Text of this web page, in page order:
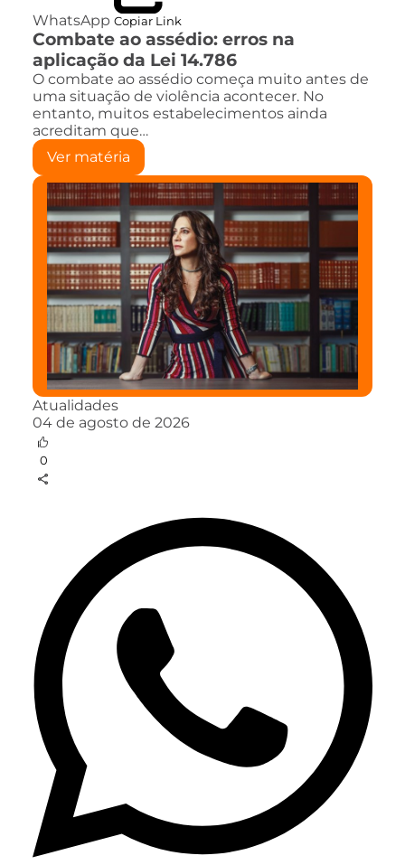
WhatsApp Copiar Link
Combate ao assédio: erros na
aplicação da Lei 14.786
O combate ao assédio começa muito antes de
uma situação de violência acontecer. No
entanto, muitos estabelecimentos ainda
acreditam que…
Ver matéria
Atualidades
04 de agosto de 2026
0